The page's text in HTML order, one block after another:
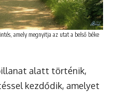
amely megnyitja az utat a belső béke
alatt történik,
kezdődik, amelyet